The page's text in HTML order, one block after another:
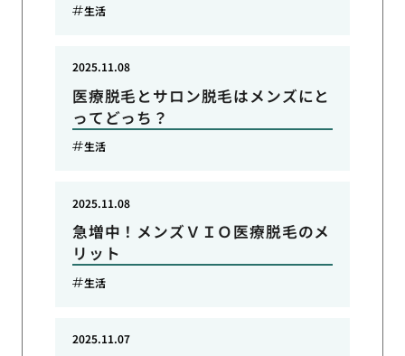
生活
医療脱毛とサロン脱毛はメンズにと
ってどっち？
2025.11.08
生活
急増中！メンズＶＩＯ医療脱毛のメ
リット
2025.11.08
生活
2025.11.07